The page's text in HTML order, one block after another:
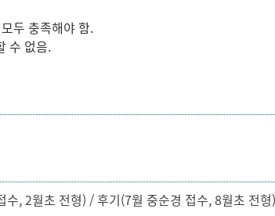
두 충족해야 함.
수 없음.
수, 2월초 전형) / 후기(7월 중순경 접수, 8월초 전형)